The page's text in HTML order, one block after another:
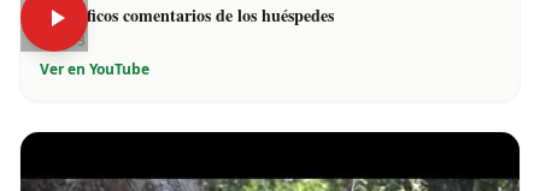
Magníficos comentarios de los huéspedes
3:03
Ver en YouTube